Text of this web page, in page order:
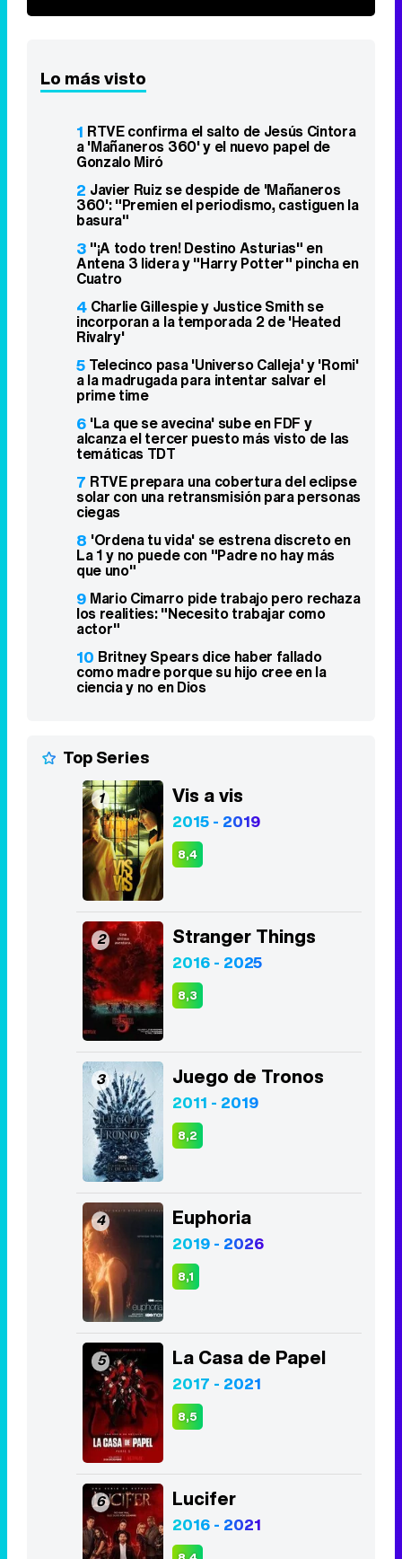
Lo más visto
1 RTVE confirma el salto de Jesús Cintora
a 'Mañaneros 360' y el nuevo papel de
Gonzalo Miró
2 Javier Ruiz se despide de 'Mañaneros
360': "Premien el periodismo, castiguen la
basura"
3 "¡A todo tren! Destino Asturias" en
Antena 3 lidera y "Harry Potter" pincha en
Cuatro
4 Charlie Gillespie y Justice Smith se
incorporan a la temporada 2 de 'Heated
Rivalry'
5 Telecinco pasa 'Universo Calleja' y 'Romi'
a la madrugada para intentar salvar el
prime time
6 'La que se avecina' sube en FDF y
alcanza el tercer puesto más visto de las
temáticas TDT
7 RTVE prepara una cobertura del eclipse
solar con una retransmisión para personas
ciegas
8 'Ordena tu vida' se estrena discreto en
La 1 y no puede con "Padre no hay más
que uno"
9 Mario Cimarro pide trabajo pero rechaza
los realities: "Necesito trabajar como
actor"
10 Britney Spears dice haber fallado
como madre porque su hijo cree en la
ciencia y no en Dios
Top Series
1 Vis a vis
2015 - 2019
8,4
2 Stranger Things
2016 - 2025
8,3
3 Juego de Tronos
2011 - 2019
8,2
4 Euphoria
2019 - 2026
8,1
5 La Casa de Papel
2017 - 2021
8,5
6 Lucifer
2016 - 2021